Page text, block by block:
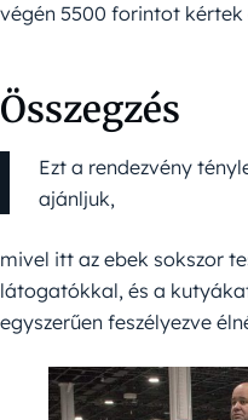
végén 5500 forintot kértek
Összegzés
Ezt a rendezvény
ajánljuk,
mivel itt az ebek sokszor
látogatókkal, és a
egyszerűen feszélyezve